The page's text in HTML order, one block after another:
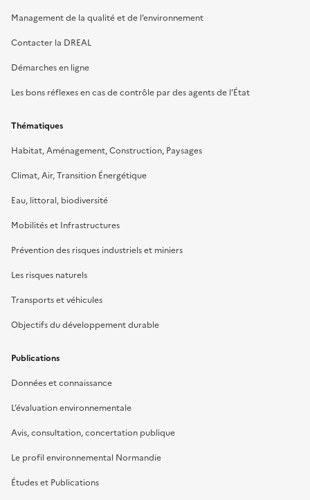
Management de la qualité et de l’environnement
Contacter la DREAL
Démarches en ligne
Les bons réflexes en cas de contrôle par des agents de l’État
Thématiques
Habitat, Aménagement, Construction, Paysages
Climat, Air, Transition Énergétique
Eau, littoral, biodiversité
Mobilités et Infrastructures
Prévention des risques industriels et miniers
Les risques naturels
Transports et véhicules
Objectifs du développement durable
Publications
Données et connaissance
L’évaluation environnementale
Avis, consultation, concertation publique
Le profil environnemental Normandie
Études et Publications